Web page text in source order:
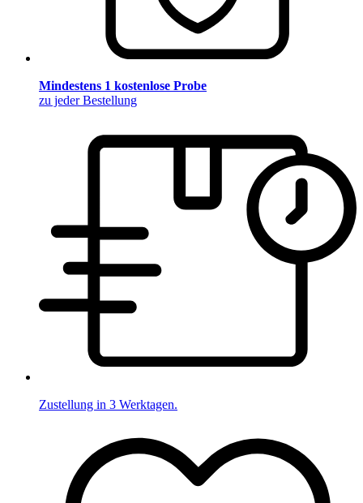
Mindestens 1 kostenlose Probe
zu jeder Bestellung
Zustellung in 3 Werktagen.